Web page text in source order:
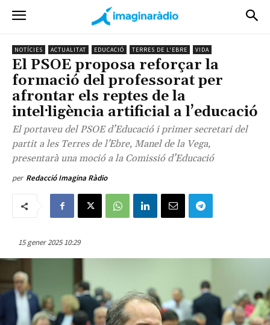
NOTÍCIES ACTUALITAT EDUCACIÓ TERRES DE L'EBRE VIDA
El PSOE proposa reforçar la
formació del professorat per
afrontar els reptes de la
intel·ligència artificial a l’educació
El portaveu del PSOE d’Educació i primer secretari del
partit a les Terres de l'Ebre, Manel de la Vega,
presentarà una moció a la Comissió d’Educació
per Redacció Imagina Ràdio
15 gener 2025 10:29